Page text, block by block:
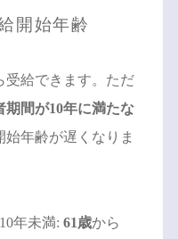
開始年齢
受給できます。ただ
期間が10年に満たな
年齢が遅くなりま
年未満: 61歳から